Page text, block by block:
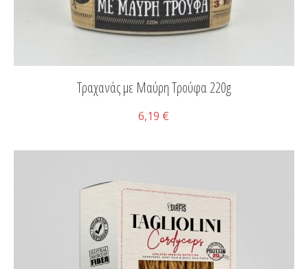
Τραχανάς με Μαύρη Τρούφα 220g
6,19 €